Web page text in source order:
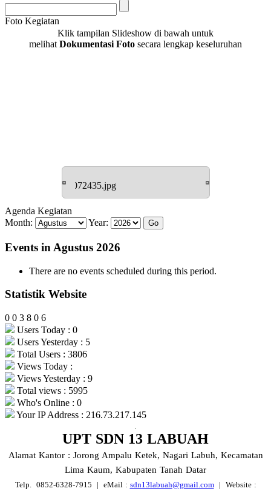
Foto Kegiatan
Klik tampilan Slideshow di bawah untuk
melihat Dokumentasi Foto secara lengkap keseluruhan
Agenda Kegiatan
Month:
Year:
Events in Agustus 2026
There are no events scheduled during this period.
Statistik Website
0 0 3 8 0 6
Users Today : 0
Users Yesterday : 5
Total Users : 3806
Views Today :
Views Yesterday : 9
Total views : 5995
Who's Online : 0
Your IP Address : 216.73.217.145
UPT SDN 13 LABUAH
Alamat Kantor : Jorong Ampalu Ketek, Nagari Labuh, Kecamatan
Lima Kaum, Kabupaten Tanah Datar
Telp. 0852-6328-7915 | eMail : sdn13labuah@gmail.com | Website :